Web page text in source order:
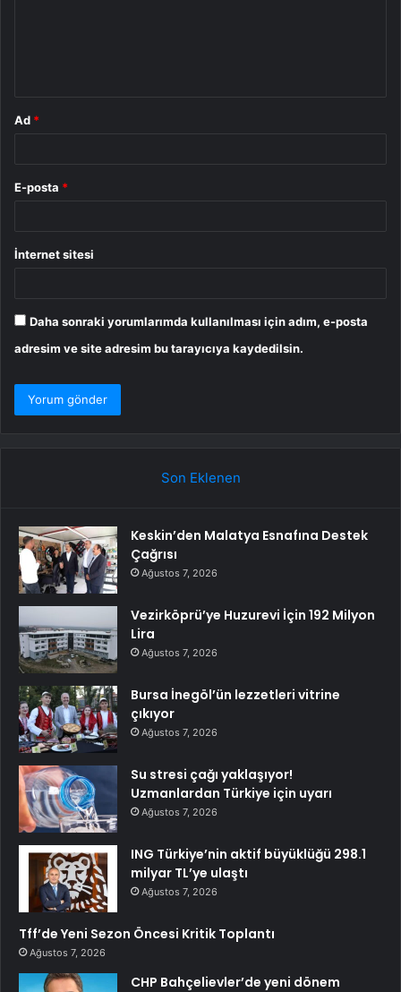
Ad *
E-posta *
İnternet sitesi
Daha sonraki yorumlarımda kullanılması için adım, e-posta
adresim ve site adresim bu tarayıcıya kaydedilsin.
Son Eklenen
Keskin’den Malatya Esnafına Destek
Çağrısı
Ağustos 7, 2026
Vezirköprü’ye Huzurevi İçin 192 Milyon
Lira
Ağustos 7, 2026
Bursa İnegöl’ün lezzetleri vitrine
çıkıyor
Ağustos 7, 2026
Su stresi çağı yaklaşıyor!
Uzmanlardan Türkiye için uyarı
Ağustos 7, 2026
ING Türkiye’nin aktif büyüklüğü 298.1
milyar TL’ye ulaştı
Ağustos 7, 2026
Tff’de Yeni Sezon Öncesi Kritik Toplantı
Ağustos 7, 2026
CHP Bahçelievler’de yeni dönem